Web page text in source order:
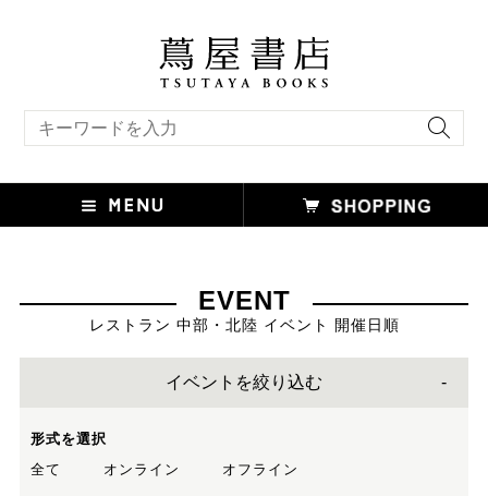
EVENT
レストラン 中部・北陸 イベント 開催日順
イベントを絞り込む
形式を選択
全て
オンライン オフライン